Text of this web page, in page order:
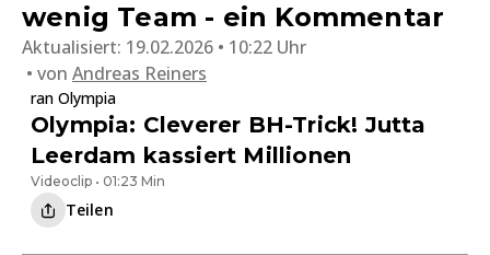
wenig Team - ein Kommentar
Aktualisiert: 19.02.2026 • 10:22 Uhr
von Andreas Reiners
ran Olympia
Olympia: Cleverer BH-Trick! Jutta
Leerdam kassiert Millionen
Videoclip • 01:23 Min
Teilen